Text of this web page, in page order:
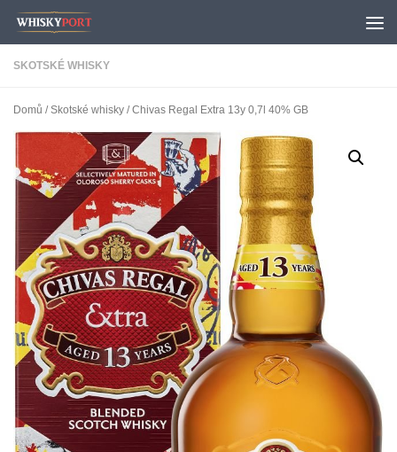
Skip to content
SKOTSKÉ WHISKY
Domů /Skotské whisky / Chivas Regal Extra 13y 0,7l 40% GB